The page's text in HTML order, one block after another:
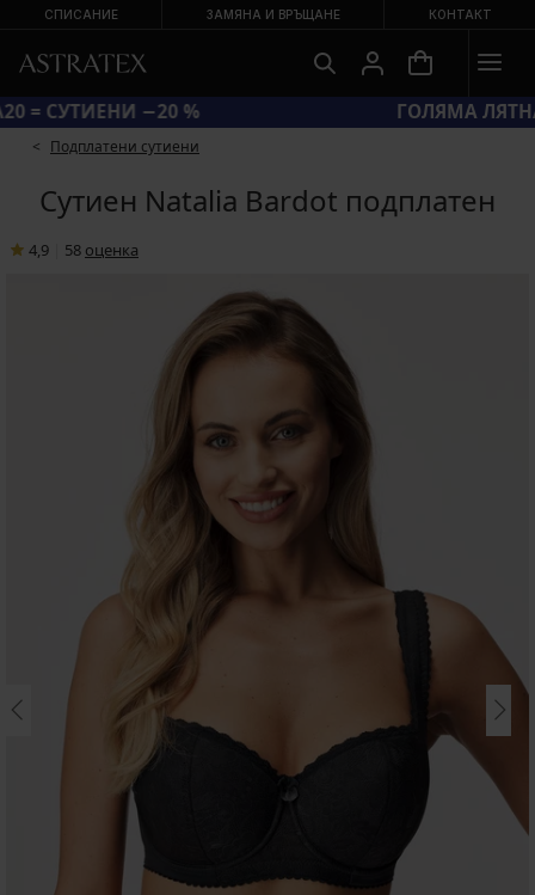
СПИСАНИЕ ЗАМЯНА И ВРЪЩАНЕ КОНТАКТ
КОД BRA20 = СУТИЕНИ −20 %
Подплатени сутиени
Сутиен Natalia Bardot подплатен
4,9 58 oценка